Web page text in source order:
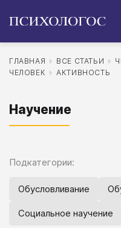
ГЛАВНАЯ ВСЕ СТАТЬИ
ЧЕЛОВЕК
АКТИВНОСТЬ
Научение
Подкатегории:
Обусловливание
Социальное научение